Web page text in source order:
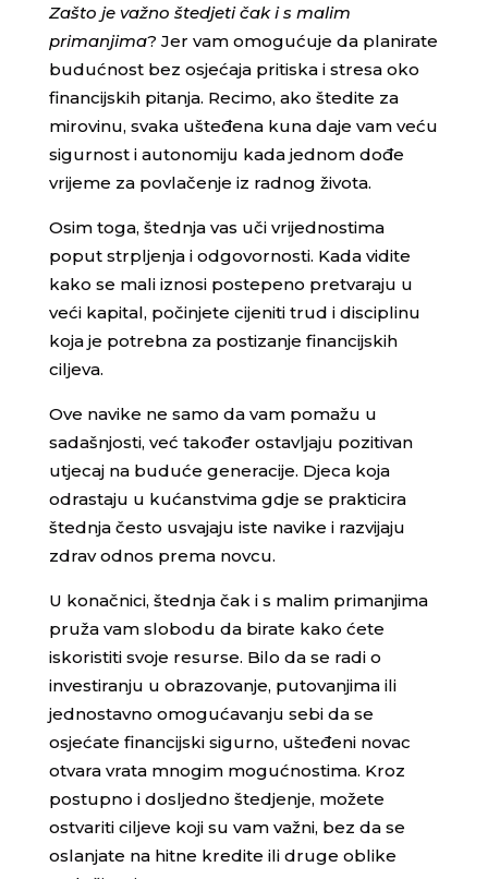
Zašto je važno štedjeti čak i s malim
primanjima? Jer vam omogućuje da planirate
budućnost bez osjećaja pritiska i stresa oko
financijskih pitanja. Recimo, ako štedite za
mirovinu, svaka ušteđena kuna daje vam veću
sigurnost i autonomiju kada jednom dođe
vrijeme za povlačenje iz radnog života.
Osim toga, štednja vas uči vrijednostima
poput strpljenja i odgovornosti. Kada vidite
kako se mali iznosi postepeno pretvaraju u
veći kapital, počinjete cijeniti trud i disciplinu
koja je potrebna za postizanje financijskih
ciljeva.
Ove navike ne samo da vam pomažu u
sadašnjosti, već također ostavljaju pozitivan
utjecaj na buduće generacije. Djeca koja
odrastaju u kućanstvima gdje se prakticira
štednja često usvajaju iste navike i razvijaju
zdrav odnos prema novcu.
U konačnici, štednja čak i s malim primanjima
pruža vam slobodu da birate kako ćete
iskoristiti svoje resurse. Bilo da se radi o
investiranju u obrazovanje, putovanjima ili
jednostavno omogućavanju sebi da se
osjećate financijski sigurno, ušteđeni novac
otvara vrata mnogim mogućnostima. Kroz
postupno i dosljedno štedjenje, možete
ostvariti ciljeve koji su vam važni, bez da se
oslanjate na hitne kredite ili druge oblike